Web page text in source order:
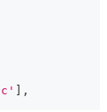
,